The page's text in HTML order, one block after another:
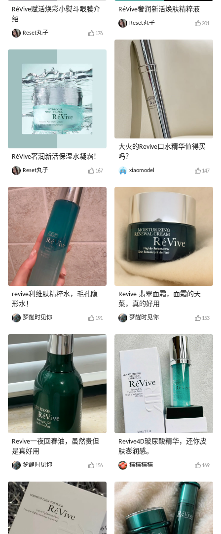
RéVive赋活焕彩小熨斗眼膜介
绍
Reset丸子 176
RéVive奢润新活保湿水凝霜！
Reset丸子 167
revive利维肤精粹水，毛孔隐
形水！
梦醒时见你 191
Revive一夜回春油，虽然贵但
是真好用
梦醒时见你 156
RéVive奢润新活焕肤精粹液
Reset丸子 201
大火的Revive口水精华值得买
吗？
xiaomodel 147
Revive 翡翠面霜，面霜的天
菜，真的好用
梦醒时见你 153
Revive4D玻尿酸精华，还你皮
肤澎润感。
糯糯糯糯 169